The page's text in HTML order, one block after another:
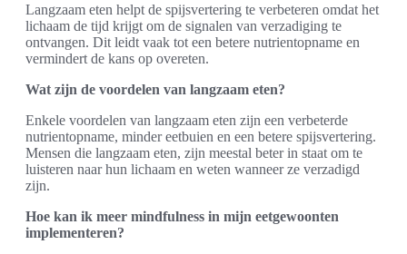
Langzaam eten helpt de spijsvertering te verbeteren omdat het
lichaam de tijd krijgt om de signalen van verzadiging te
ontvangen. Dit leidt vaak tot een betere nutrientopname en
vermindert de kans op overeten.
Wat zijn de voordelen van langzaam eten?
Enkele voordelen van langzaam eten zijn een verbeterde
nutrientopname, minder eetbuien en een betere spijsvertering.
Mensen die langzaam eten, zijn meestal beter in staat om te
luisteren naar hun lichaam en weten wanneer ze verzadigd
zijn.
Hoe kan ik meer mindfulness in mijn eetgewoonten
implementeren?